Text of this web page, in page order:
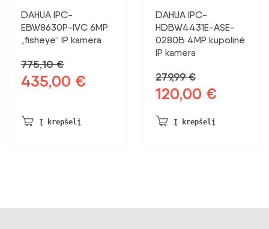
DAHUA IPC-
EBW8630P-IVC 6MP
„fisheye“ IP kamera
775,10€
Pradinė
775,10 €.
435,00 €
Į krepšelį
DAHUA IPC-
HDBW4431E-ASE-
0280B 4MP kupolinė
IP kamera
279,99€
Pradinė
buvo:
120,00 €
Į krepšelį